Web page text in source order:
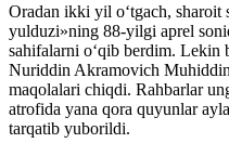
Oradan ikki yil o‘tgach, sharoit
yulduzi»ning 88-yilgi aprel
sahifalarni o‘qib berdim. Lekin
Nuriddin Akramovich
maqolalari chiqdi. Rahbarlar
atrofida yana qora quyunlar
tarqatib yuborildi.